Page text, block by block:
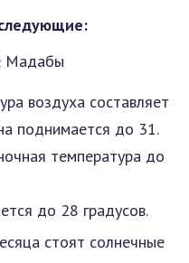
воздуха составляет
поднимается до 31.
температура до
до 28 градусов.
стоят солнечные